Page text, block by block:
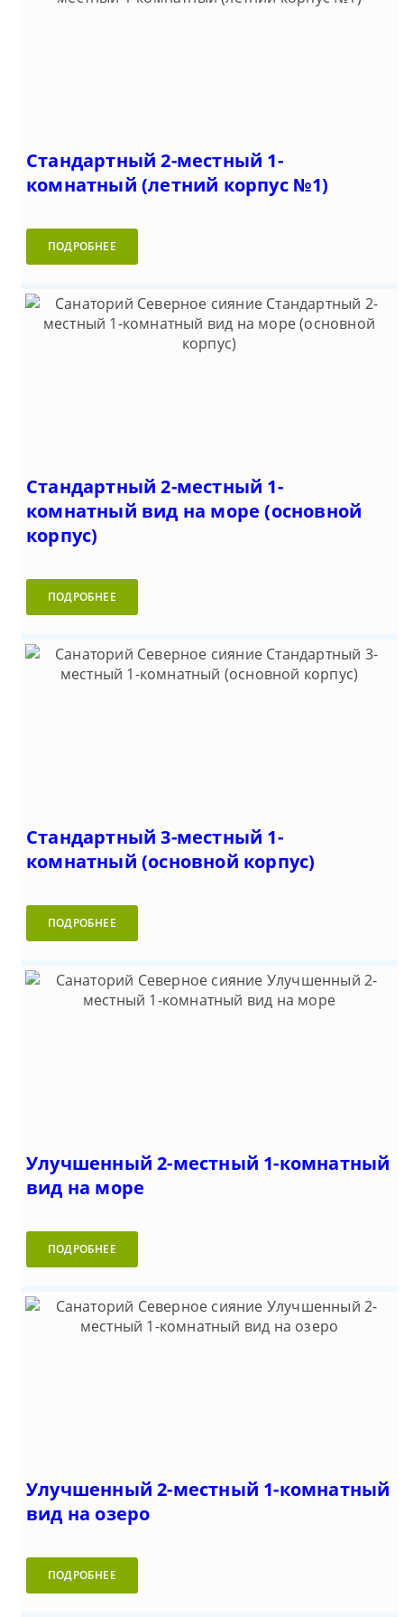
Стандартный 2-местный 1-
комнатный (летний корпус №1)
ПОДРОБНЕЕ
Стандартный 2-местный 1-
комнатный вид на море (основной
корпус)
ПОДРОБНЕЕ
Стандартный 3-местный 1-
комнатный (основной корпус)
ПОДРОБНЕЕ
Улучшенный 2-местный 1-комнатный
вид на море
ПОДРОБНЕЕ
Улучшенный 2-местный 1-комнатный
вид на озеро
ПОДРОБНЕЕ